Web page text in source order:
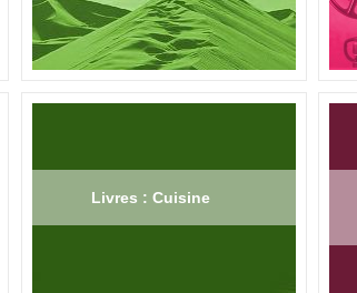
Livres : Cuisine